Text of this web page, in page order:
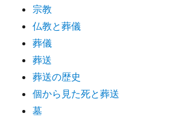
宗教
仏教と葬儀
葬儀
葬送
葬送の歴史
個から見た死と葬送
墓